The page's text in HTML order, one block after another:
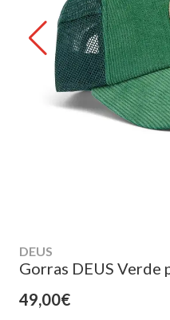
DEUS
Gorras DEUS Verde
49,00€